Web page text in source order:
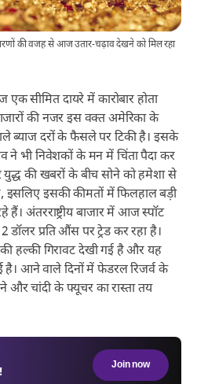
की वजह से आज उतार-चढ़ाव देखने को मिल रहा
सीमित दायरे में कारोबार होता
की नजर इस वक्त अमेरिका के
ब्याज दरों के फैसले पर टिकी है। इसके
ने भी निवेशकों के मन में चिंता पैदा कर
की खबरों के बीच सोने को हमेशा से
इसलिए इसकी कीमतों में फिलहाल बड़ी
अंतरराष्ट्रीय बाजार में आज स्पॉट
प्रति औंस पर ट्रेड कर रहा है।
हल्की गिरावट देखी गई है और यह
आने वाले दिनों में फेडरल रिजर्व के
और चांदी के फ्यूचर का रास्ता तय
Join now